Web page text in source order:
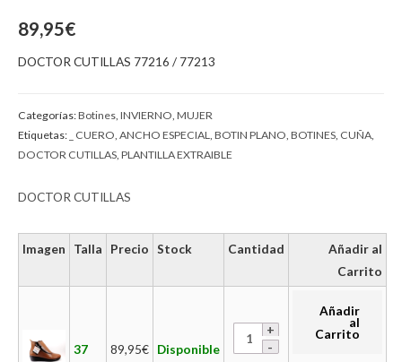
89,95€
DOCTOR CUTILLAS 77216 / 77213
Categorías:Botines INVIERNO MUJER
Etiquetas:
_ CUERO ANCHO ESPECIAL BOTIN PLANO BOTINES CUÑA
DOCTOR CUTILLAS PLANTILLA EXTRAIBLE
DOCTOR CUTILLAS
Imagen Talla Precio Stock Cantidad
Añadir al
Carrito
37 89,95€ Disponible
Añadir
al
Carrito